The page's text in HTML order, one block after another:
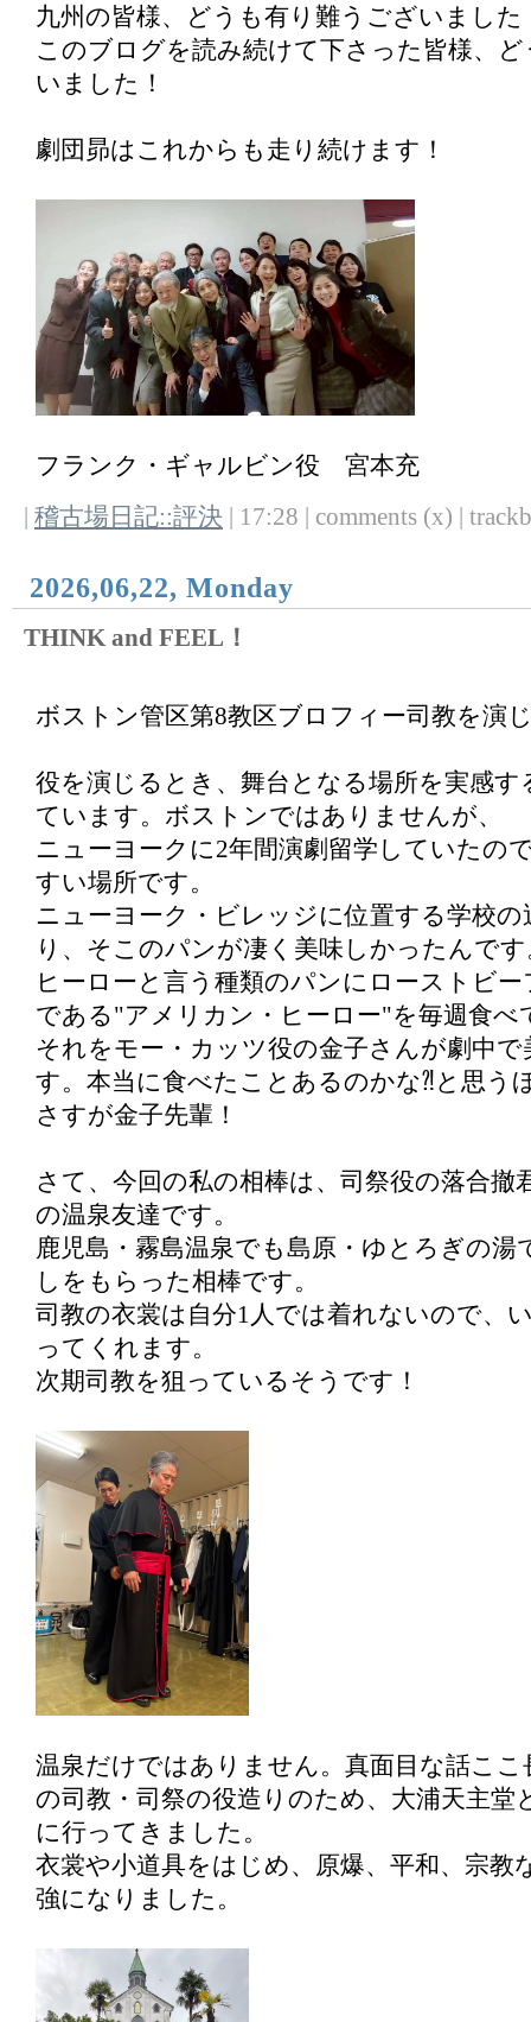
九州の皆様、どうも有り難うございました
このブログを読み続けて下さった皆様、
いました！
劇団昴はこれからも走り続けます！
フランク・ギャルビン役 宮本充
稽古場日記::評決 | 17:28 | comments (x) |
2026,06,22, Monday
THINK and FEEL！
ボストン管区第8教区ブロフィー司教を演
役を演じるとき、舞台となる場所を実感す
ています。ボストンではありませんが、
ニューヨークに2年間演劇留学していたの
すい場所です。
ニューヨーク・ビレッジに位置する学校
り、そこのパンが凄く美味しかったんです
ヒーローと言う種類のパンにローストビ
である"アメリカン・ヒーロー"を毎週食べ
それをモー・カッツ役の金子さんが劇中
す。本当に食べたことあるのかな⁈と思う
さすが金子先輩！
さて、今回の私の相棒は、司祭役の落合撤
の温泉友達です。
鹿児島・霧島温泉でも島原・ゆとろぎの湯
しをもらった相棒です。
司教の衣裳は自分1人では着れないので、
ってくれます。
次期司教を狙っているそうです！
温泉だけではありません。真面目な話こ
の司教・司祭の役造りのため、大浦天主堂
に行ってきました。
衣裳や小道具をはじめ、原爆、平和、宗教
強になりました。